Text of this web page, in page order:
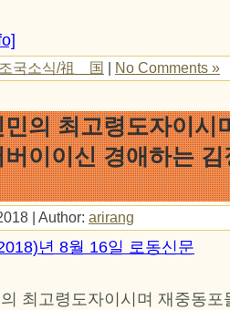
조국소식/祖 国 | No Comments »
의 최고령도자이시
이이신 경애하는
| Author: arirang
년 8월 16일 로동신문
최고령도자이시며 재중동